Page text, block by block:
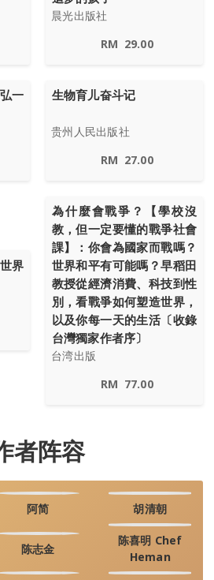
晨光出版社
RM 29.00
一
生物育儿奋斗记
贵州人民出版社
RM 27.00
界
為什麼會戰爭？【學校沒
教，但一定要懂的戰爭社會
課】：你會為國家而戰嗎？
世界和平有可能嗎？早稻田
教授從經濟消費、科技到性
別，看戰爭如何塑造世界，
以及你每一天的生活〔收錄
台灣獨家作者序〕
台湾出版
RM 77.00
者阵容
阿简 胡清朝
陈志金
陈喜明 Chef
Heman